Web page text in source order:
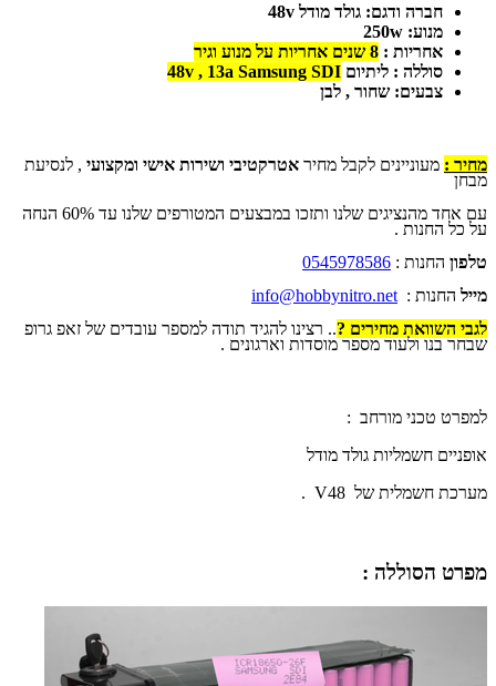
חברה ודגם: גולד מודל 48v
מנוע: 250w
אחריות : 8 שנים אחריות על מנוע וגיר
סוללה : ליתיום
48v , 13a Samsung SDI
צבעים: שחור , לבן
מחיר : מעוניינים לקבל מחיר אטרקטיבי ושירות אישי ומקצועי , לנסיעת
מבחן
עם אחד מהנציגים שלנו ותזכו במבצעים המטורפים שלנו עד 60% הנחה
על כל החנות .
טלפון החנות : 0545978586
מייל החנות : info@hobbynitro.net
לגבי השוואת מחירים ?.. רצינו להגיד תודה למספר עובדים של זאפ גרופ
שבחר בנו ולעוד מספר מוסדות וארגונים .
למפרט טכני מורחב :
אופניים חשמליות גולד מודל
מערכת חשמלית של 48
V
.
מפרט הסוללה :